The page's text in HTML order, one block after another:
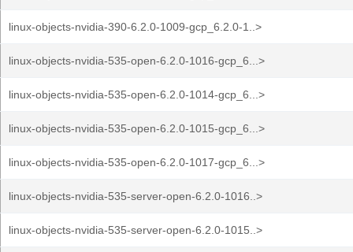
linux-objects-nvidia-390-6.2.0-1009-gcp_6.2.0-1..>
linux-objects-nvidia-535-open-6.2.0-1016-gcp_6...>
linux-objects-nvidia-535-open-6.2.0-1014-gcp_6...>
linux-objects-nvidia-535-open-6.2.0-1015-gcp_6...>
linux-objects-nvidia-535-open-6.2.0-1017-gcp_6...>
linux-objects-nvidia-535-server-open-6.2.0-1016..>
linux-objects-nvidia-535-server-open-6.2.0-1015..>